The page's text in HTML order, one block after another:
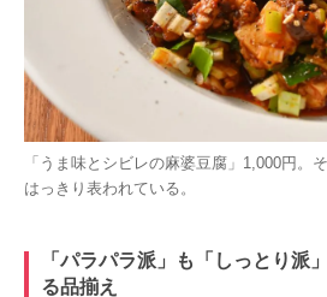
「うま味とシビレの麻婆豆腐」1,000円。
はっきり表われている。
「パラパラ派」も「しっとり派
る品揃え